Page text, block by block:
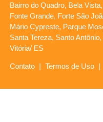
Bairro do Quadro, Bela
Fonte Grande, Forte São
Mário Cypreste, Parque
Santa Tereza, Santo
Vitória/ ES
Contato | Termos de Uso |